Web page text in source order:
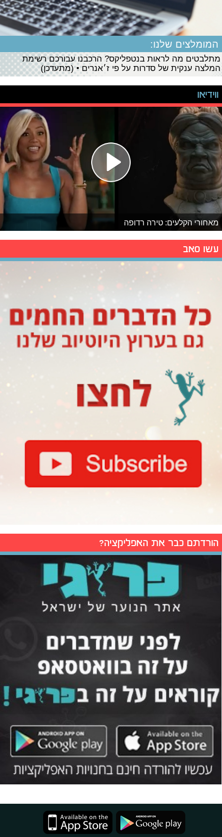
המומלצים שלנו:
מתלבטים מה לראות בנטפליקס? הרכבנו עבורכם רשימת
המלצה ענקית של סדרות על פי ז׳אנרים • (מתעדכן)
ווידיאו
מאחורי הקלעים: טירה רדופה
עשו סאב
הורדתם כבר את האפליקציה?